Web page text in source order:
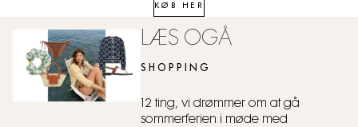
KØB HER
LÆS OGÅ
SHOPPING
12 ting, vi drømmer om at gå
sommerferien i møde med